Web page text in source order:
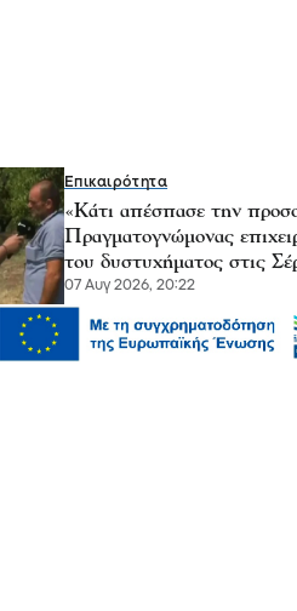
Επικαιρότητα
«Κάτι απέσπασε την
Πραγματογνώμονας
του δυστυχήματος στις
07 Αυγ 2026, 20:22
Μόδα